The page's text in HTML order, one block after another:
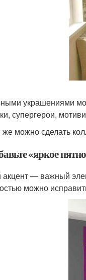
украшениями
супергерои,
можно сделать
«яркое
акцент — важный
можно